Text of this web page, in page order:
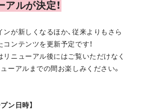
アルが決定！
が新しくなるほか、従来よりもさら
ンテンツを更新予定です！
ニューアル後にはご覧いただけなく
ーアルまでの間お楽しみください。
ン日時】